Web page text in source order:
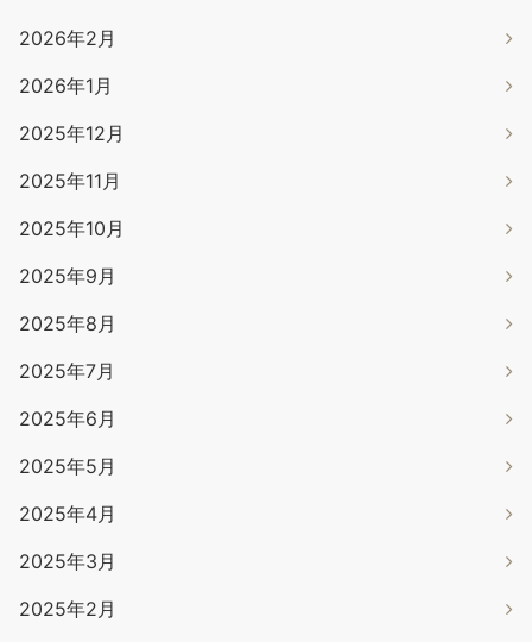
2026年2月
2026年1月
2025年12月
2025年11月
2025年10月
2025年9月
2025年8月
2025年7月
2025年6月
2025年5月
2025年4月
2025年3月
2025年2月